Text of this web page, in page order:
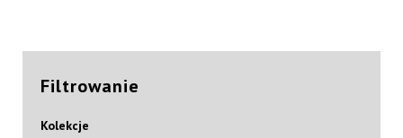
Filtrowanie
Kolekcje